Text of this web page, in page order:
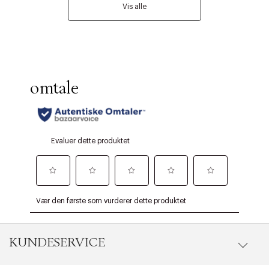
Vis alle
KUNDESERVICE